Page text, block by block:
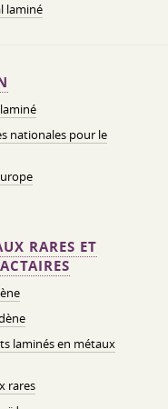
laminé
nationales pour le
RARES ET
laminés en métaux
rares